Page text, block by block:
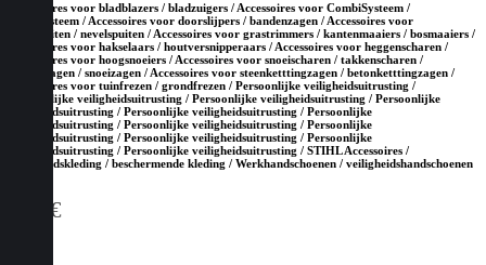
Accessoires voor bladblazers / bladzuigers / Accessoires voor CombiSysteem /
MultiSysteem / Accessoires voor doorslijpers / bandenzagen / Accessoires voor
drukspuiten / nevelspuiten / Accessoires voor grastrimmers / kantenmaaiers / bosmaaiers /
Accessoires voor hakselaars / houtversnipperaars / Accessoires voor heggenscharen /
Accessoires voor hoogsnoeiers / Accessoires voor snoeischaren / takkenscharen /
takkenzagen / snoeizagen / Accessoires voor steenketttingzagen / betonketttingzagen /
Accessoires voor tuinfrezen / grondfrezen / Persoonlijke veiligheidsuitrusting /
Persoonlijke veiligheidsuitrusting / Persoonlijke veiligheidsuitrusting / Persoonlijke
veiligheidsuitrusting / Persoonlijke veiligheidsuitrusting / Persoonlijke
veiligheidsuitrusting / Persoonlijke veiligheidsuitrusting / Persoonlijke
veiligheidsuitrusting / Persoonlijke veiligheidsuitrusting / Persoonlijke
veiligheidsuitrusting / Persoonlijke veiligheidsuitrusting / STIHL Accessoires /
Veiligheidskleding / beschermende kleding / Werkhandschoenen / veiligheidshandschoenen
€